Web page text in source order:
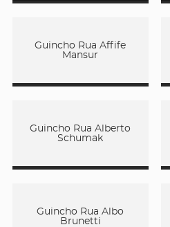
Guincho Rua Affife
Mansur
Guincho Rua Alberto
Schumak
Guincho Rua Albo
Brunetti